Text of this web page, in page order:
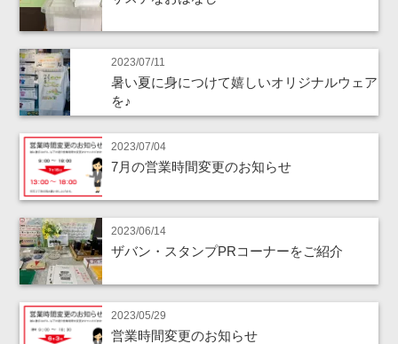
2023/07/11
暑い夏に身につけて嬉しいオリジナルウェア
を♪
2023/07/04
7月の営業時間変更のお知らせ
2023/06/14
ザバン・スタンプPRコーナーをご紹介
2023/05/29
営業時間変更のお知らせ